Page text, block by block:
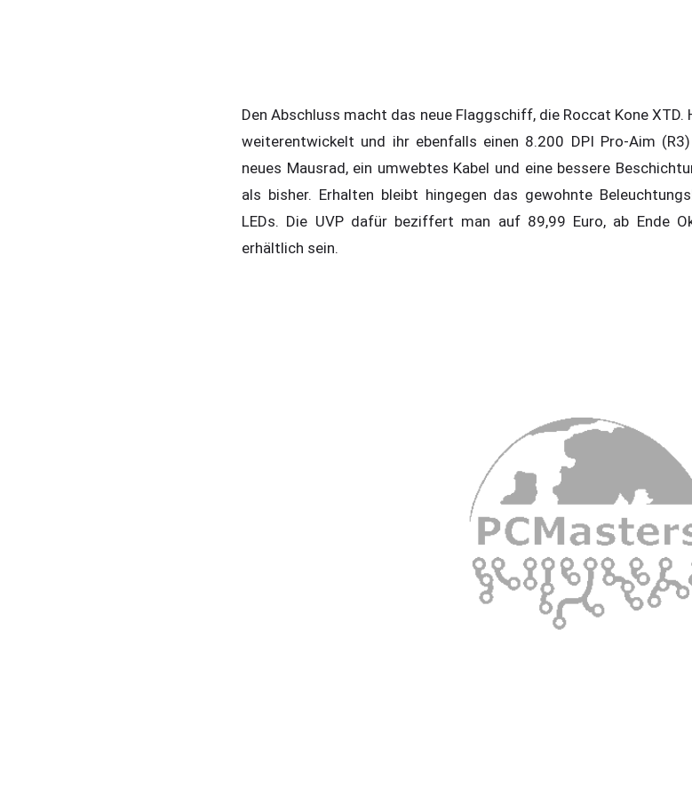
Den Abschluss macht das neue Flaggschiff, die Roccat Kone
weiterentwickelt und ihr ebenfalls einen 8.200 DPI Pro-Aim
neues Mausrad, ein umwebtes Kabel und eine bessere
als bisher. Erhalten bleibt hingegen das gewohnte
LEDs. Die UVP dafür beziffert man auf 89,99 Euro, ab Ende
erhältlich sein.